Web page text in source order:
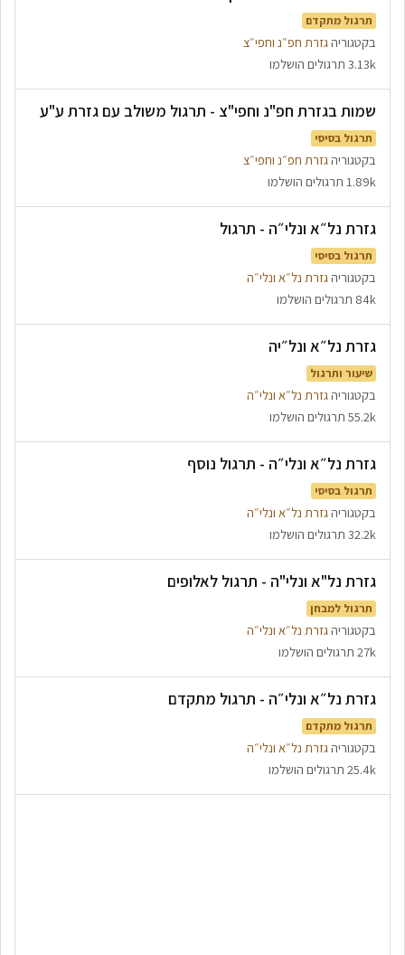
תרגול מתקדם
בקטגוריהגזרת חפ״נ וחפי״צ
3.13k תרגולים הושלמו
שמות בגזרת חפ"נ וחפי"צ - תרגול משולב עם גזרת ע"ע
תרגול בסיסי
בקטגוריהגזרת חפ״נ וחפי״צ
1.89k תרגולים הושלמו
גזרת נל״א ונלי״ה - תרגול
תרגול בסיסי
בקטגוריהגזרת נל״א ונלי״ה
84k תרגולים הושלמו
גזרת נל״א ונל״יה
שיעור ותרגול
בקטגוריהגזרת נל״א ונלי״ה
55.2k תרגולים הושלמו
גזרת נל״א ונלי״ה - תרגול נוסף
תרגול בסיסי
בקטגוריהגזרת נל״א ונלי״ה
32.2k תרגולים הושלמו
גזרת נל"א ונלי"ה - תרגול לאלופים
תרגול למבחן
בקטגוריהגזרת נל״א ונלי״ה
27k תרגולים הושלמו
גזרת נל״א ונלי״ה - תרגול מתקדם
תרגול מתקדם
בקטגוריהגזרת נל״א ונלי״ה
25.4k תרגולים הושלמו